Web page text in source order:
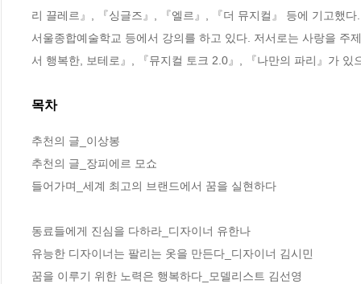
리 끌레르』, 『싱글즈』, 『엘르』, 『더 뮤지컬』 등에 기고했
서울종합예술학교 등에서 강의를 하고 있다. 저서로는 사랑을 주
서 행복한, 보테로』, 『뮤지컬 토크 2.0』, 『나만의 파리』가
목차
추천의 글_이상봉
추천의 글_장피에르 모쇼
들어가며_세계 최고의 브랜드에서 꿈을 실현하다
동료들에게 진심을 다하라_디자이너 유한나
유능한 디자이너는 팔리는 옷을 만든다_디자이너 김시민
꿈을 이루기 위한 노력은 행복하다_모델리스트 김선영